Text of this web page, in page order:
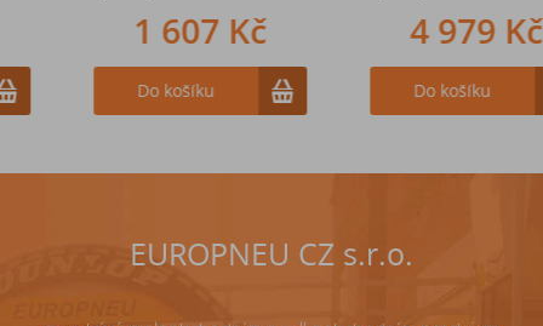
1 607 Kč
Do košíku
4 979 Kč
Do košíku
242 Kč
EUROPNEU CZ s.r.o.